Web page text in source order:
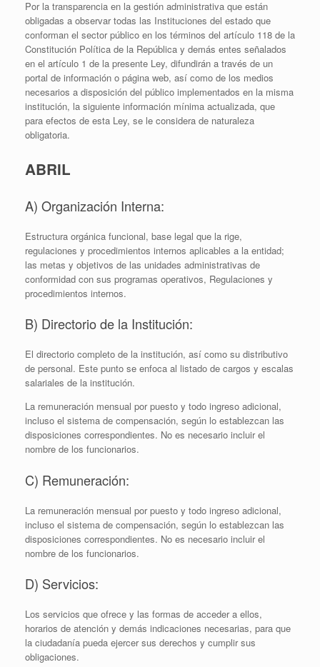
Por la transparencia en la gestión administrativa que están
obligadas a observar todas las Instituciones del estado que
conforman el sector público en los términos del artículo 118 de la
Constitución Política de la República y demás entes señalados
en el artículo 1 de la presente Ley, difundirán a través de un
portal de información o página web, así como de los medios
necesarios a disposición del público implementados en la misma
institución, la siguiente información mínima actualizada, que
para efectos de esta Ley, se le considera de naturaleza
obligatoria.
ABRIL
A) Organización Interna:
Estructura orgánica funcional, base legal que la rige,
regulaciones y procedimientos internos aplicables a la entidad;
las metas y objetivos de las unidades administrativas de
conformidad con sus programas operativos, Regulaciones y
procedimientos internos.
B) Directorio de la Institución:
El directorio completo de la institución, así como su distributivo
de personal. Este punto se enfoca al listado de cargos y escalas
salariales de la institución.
La remuneración mensual por puesto y todo ingreso adicional,
incluso el sistema de compensación, según lo establezcan las
disposiciones correspondientes. No es necesario incluir el
nombre de los funcionarios.
C) Remuneración:
La remuneración mensual por puesto y todo ingreso adicional,
incluso el sistema de compensación, según lo establezcan las
disposiciones correspondientes. No es necesario incluir el
nombre de los funcionarios.
D) Servicios:
Los servicios que ofrece y las formas de acceder a ellos,
horarios de atención y demás indicaciones necesarias, para que
la ciudadanía pueda ejercer sus derechos y cumplir sus
obligaciones.